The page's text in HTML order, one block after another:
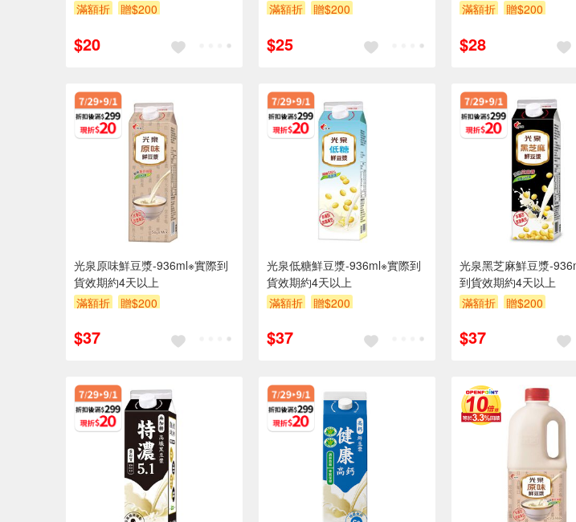
滿額折
贈$200
$20
滿額折
贈$200
$25
滿額折
贈$200
$28
光泉原味鮮豆漿-936ml※實際到
貨效期約4天以上
滿額折
贈$200
$37
光泉低糖鮮豆漿-936ml※實際到
貨效期約4天以上
滿額折
贈$200
$37
光泉黑芝麻鮮豆漿-
到貨效期約4天以上
滿額折
贈$200
$37